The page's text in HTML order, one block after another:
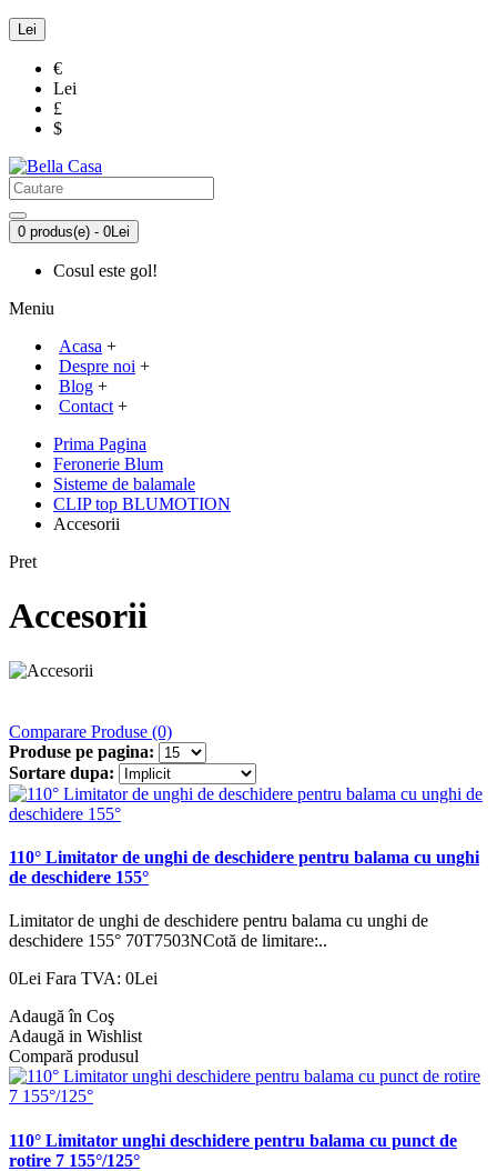
Lei
€
Lei
£
$
0 produs(e) - 0Lei
Cosul este gol!
Meniu
Acasa +
Despre noi +
Blog +
Contact +
Prima Pagina
Feronerie Blum
Sisteme de balamale
CLIP top BLUMOTION
Accesorii
Pret
Accesorii
Comparare Produse (0)
Produse pe pagina:
Sortare dupa:
110° Limitator de unghi de deschidere pentru balama cu unghi
de deschidere 155°
Limitator de unghi de deschidere pentru balama cu unghi de
deschidere 155° 70T7503NCotă de limitare:..
0Lei Fara TVA: 0Lei
Adaugă în Coş
Adaugă in Wishlist
Compară produsul
110° Limitator unghi deschidere pentru balama cu punct de
rotire 7 155°/125°